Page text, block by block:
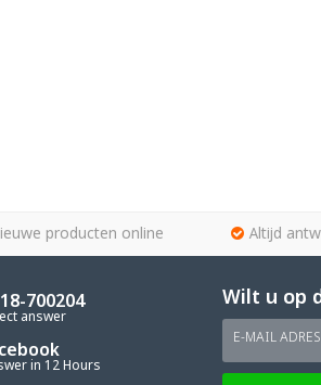
producten online Altijd
700204
answer
in 12 Hours
Wilt u op
E-MAIL ADRES